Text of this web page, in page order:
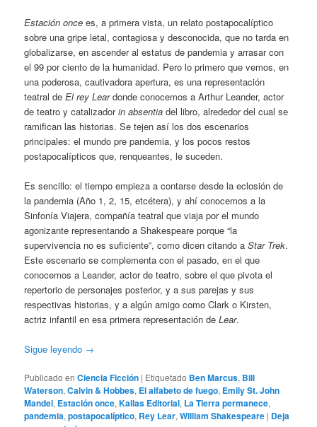
Estación once es, a primera vista, un relato postapocalíptico
sobre una gripe letal, contagiosa y desconocida, que no tarda en
globalizarse, en ascender al estatus de pandemia y arrasar con
el 99 por ciento de la humanidad. Pero lo primero que vemos, en
una poderosa, cautivadora apertura, es una representación
teatral deEl rey Leardonde conocemos a Arthur Leander, actor
de teatro y catalizadorin absentia del libro, alrededor del cual se
ramifican las historias. Se tejen así los dos escenarios
principales: el mundo pre pandemia, y los pocos restos
postapocalípticos que, renqueantes, le suceden.
Es sencillo: el tiempo empieza a contarse desde la eclosión de
la pandemia (Año 1, 2, 15, etcétera), y ahí conocemos a la
Sinfonía Viajera, compañía teatral que viaja por el mundo
agonizante representando a Shakespeare porque “la
supervivencia no es suficiente”, como dicen citando aStar Trek.
Este escenario se complementa con el pasado, en el que
conocemos a Leander, actor de teatro, sobre el que pivota el
repertorio de personajes posterior, y a sus parejas y sus
respectivas historias, y a algún amigo como Clark o Kirsten,
actriz infantil en esa primera representación deLear.
Sigue leyendo →
Publicado en Ciencia Ficción | Etiquetado Ben Marcus, Bill
Waterson,Calvin & Hobbes, El alfabeto de fuego, Emily St. John
Mandel, Estación once,Kailas Editorial, La Tierra permanece,
pandemia,postapocalíptico, Rey Lear,William Shakespeare | Deja